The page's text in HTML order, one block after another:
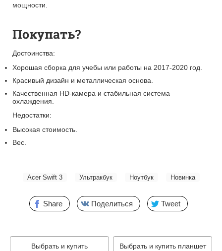
мощности.
Покупать?
Достоинства:
Хорошая сборка для учебы или работы на 2017-2020 год.
Красивый дизайн и металлическая основа.
Качественная HD-камера и стабильная система
охлаждения.
Недостатки:
Высокая стоимость.
Вес.
Acer Swift 3 Ультракбук Ноутбук Новинка
Share Поделиться Tweet
Выбрать и купить
Выбрать и купить планшет